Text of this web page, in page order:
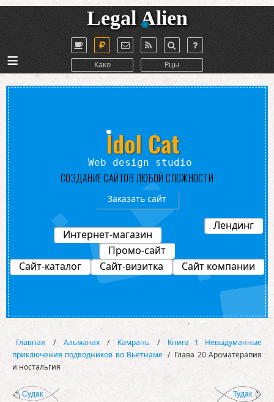
Legal Alien
Како Рцы
≡
Лендинг
Промо-сайт
Интернет-магазин
Idol Cat
Web design studio
СОЗДАНИЕ САЙТОВ ЛЮБОЙ СЛОЖНОСТИ
Заказать сайт
Сайт-каталог Сайт-визитка Сайт компании
Главная / Альманах / Камрань /
Книга 1 Невыдуманные
приключения подводников во Вьетнаме / Глава 20 Ароматерапия
и ностальгия
Судак Тудак